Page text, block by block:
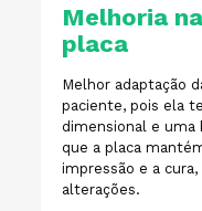
Melhoria
placa
Melhor adaptação
paciente, pois ela
dimensional e uma
que a placa
impressão e a
alterações.